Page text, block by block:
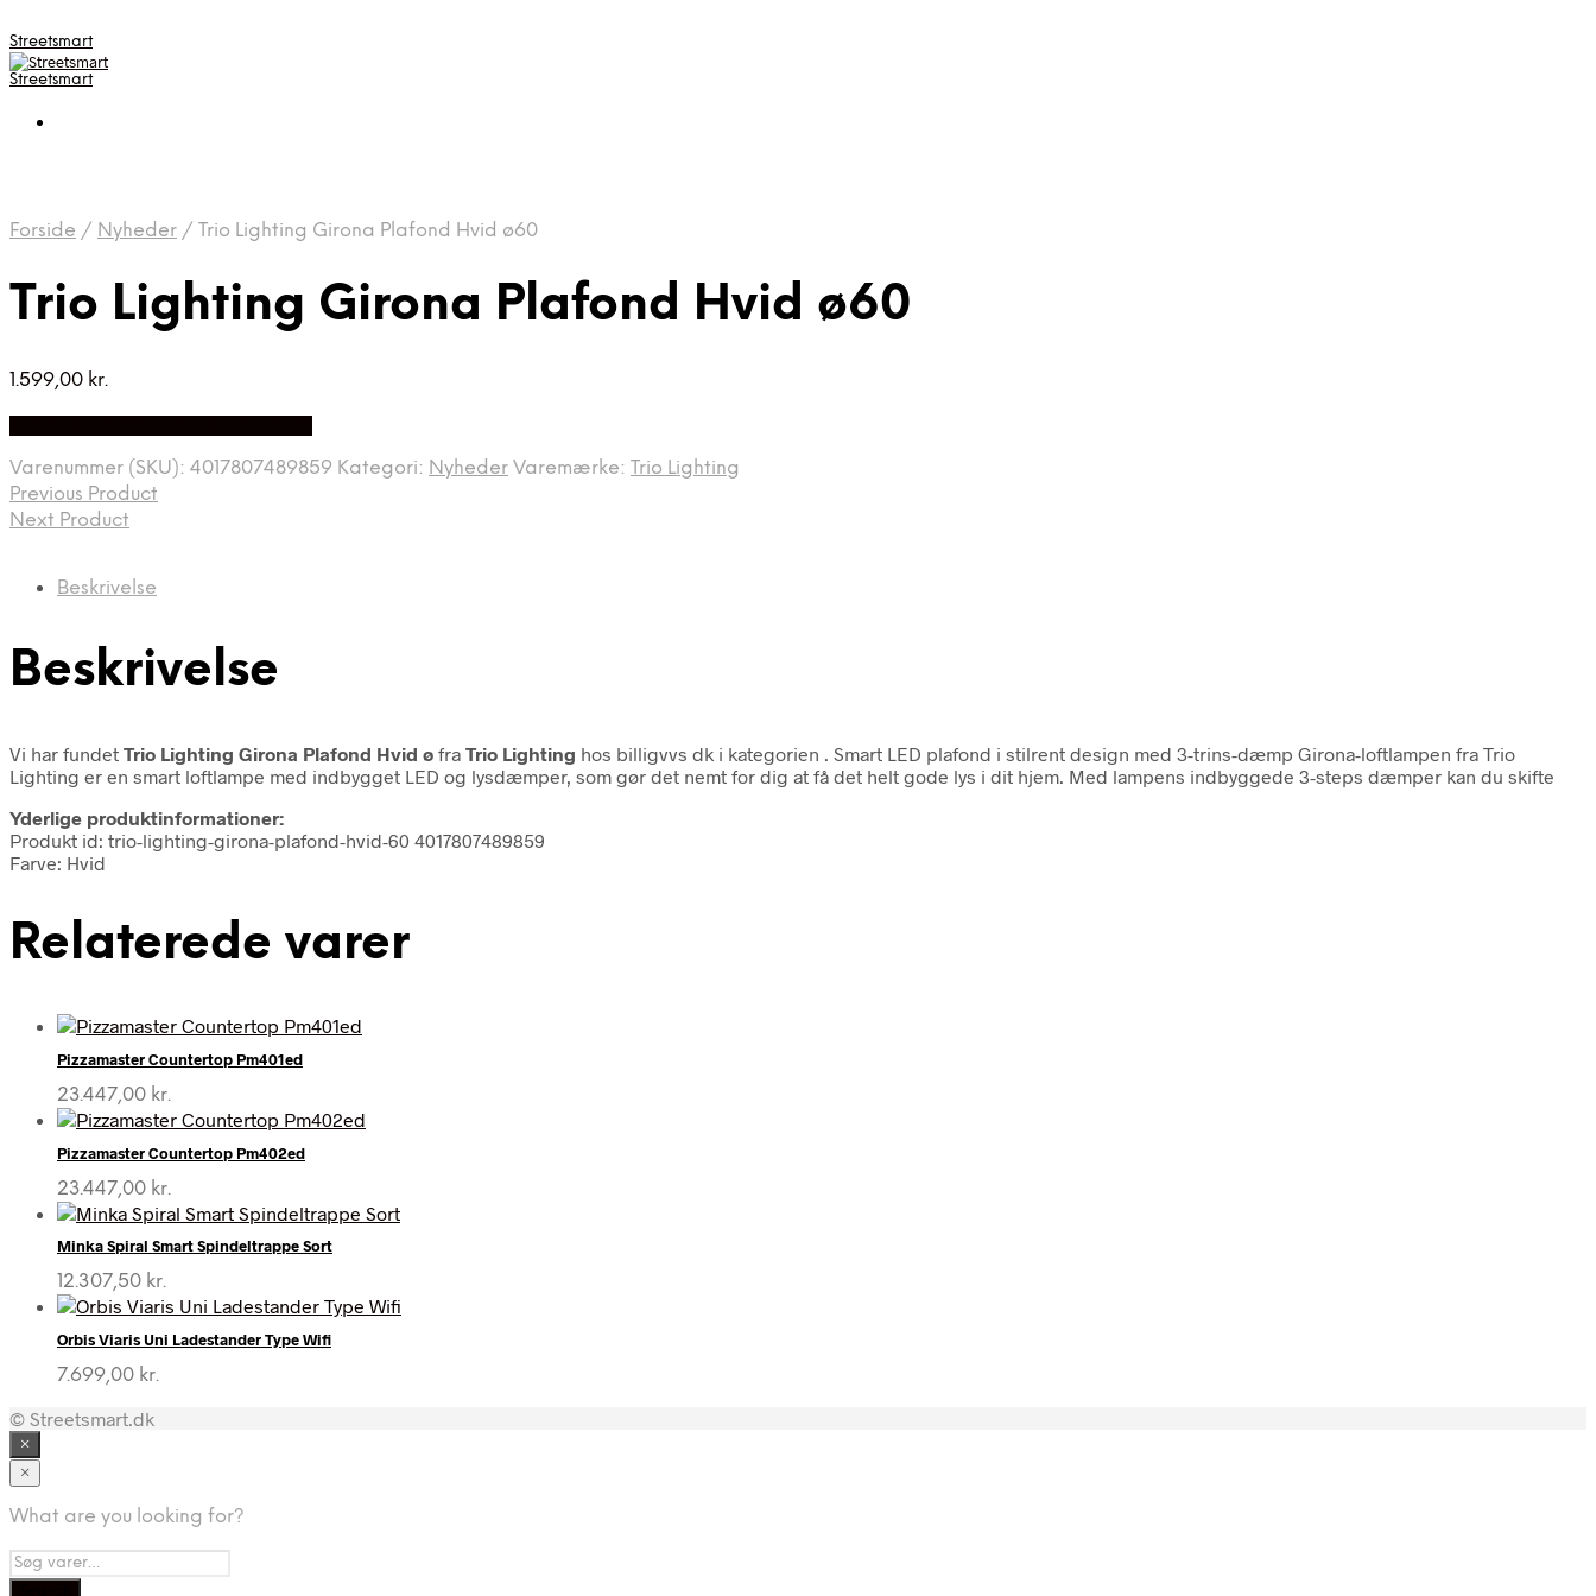
Streetsmart
Streetsmart
Forside / Nyheder / Trio Lighting Girona Plafond Hvid ø60
Trio Lighting Girona Plafond Hvid ø60
1.599,00 kr.
Varenummer (SKU): 4017807489859 Kategori: Nyheder Varemærke: Trio Lighting
Previous Product
Next Product
Beskrivelse
Beskrivelse
Vi har fundet Trio Lighting Girona Plafond Hvid ø fra Trio Lighting hos billigvvs dk i kategorien
. Smart LED plafond i stilrent design med 3-trins-dæmp Girona-loftlampen fra Trio
Lighting er en smart loftlampe med indbygget LED og lysdæmper, som gør det nemt for dig at få det helt gode lys i dit hjem. Med lampens indbyggede 3-steps dæmper kan du skifte
Yderlige produktinformationer:
Produkt id: trio-lighting-girona-plafond-hvid-60 4017807489859
Farve: Hvid
Relaterede varer
Pizzamaster Countertop Pm401ed
23.447,00 kr.
Pizzamaster Countertop Pm402ed
23.447,00 kr.
Minka Spiral Smart Spindeltrappe Sort
12.307,50 kr.
Orbis Viaris Uni Ladestander Type Wifi
7.699,00 kr.
© Streetsmart.dk
×
×
What are you looking for?